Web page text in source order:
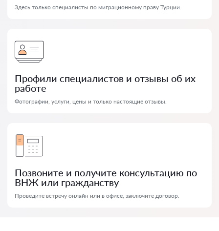
Здесь только специалисты по миграционному праву Турции.
Профили специалистов и отзывы об их
работе
Фотографии, услуги, цены и только настоящие отзывы.
Позвоните и получите консультацию по
ВНЖ или гражданству
Проведите встречу онлайн или в офисе, заключите договор.